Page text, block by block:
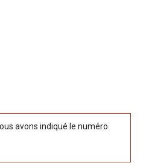
avons indiqué le numéro